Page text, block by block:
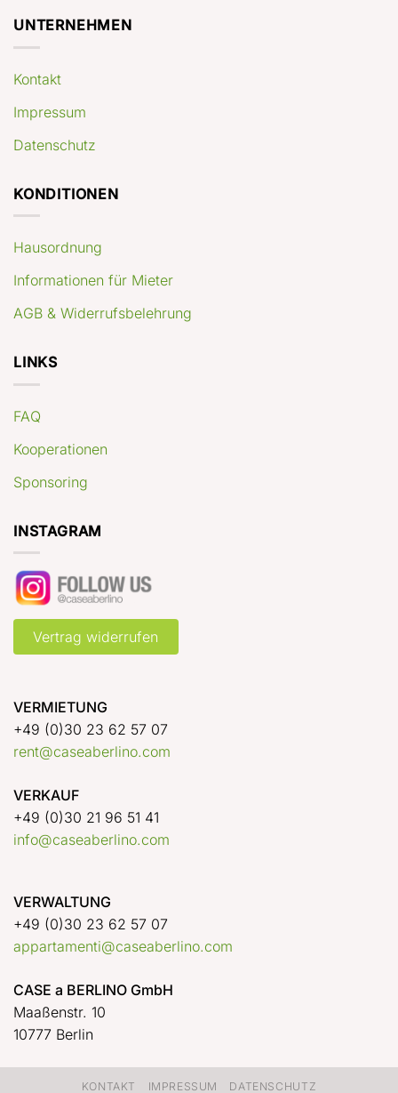
UNTERNEHMEN
Kontakt
Impressum
Datenschutz
KONDITIONEN
Hausordnung
Informationen für Mieter
AGB & Widerrufsbelehrung
LINKS
FAQ
Kooperationen
Sponsoring
INSTAGRAM
Vertrag widerrufen
VERMIETUNG
+49 (0)30 23 62 57 07
rent@caseaberlino.com
VERKAUF
+49 (0)30 21 96 51 41
info@caseaberlino.com
VERWALTUNG
+49 (0)30 23 62 57 07
appartamenti@caseaberlino.com
CASE a BERLINO GmbH
Maaßenstr. 10
10777 Berlin
KONTAKT IMPRESSUM DATENSCHUTZ